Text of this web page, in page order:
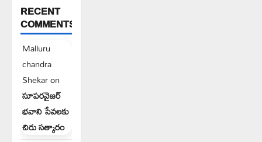
RECENT
COMMENTS
Malluru
chandra
Shekaron
సూపరవైజర్
భవాని సేవలకు
చిరు సత్కారం